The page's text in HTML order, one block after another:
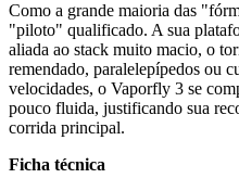
Como a grande maioria das
"piloto" qualificado. A sua
aliada ao stack muito macio, o
remendado, paralelepípedos ou
velocidades, o Vaporfly 3 se
pouco fluida, justificando sua
corrida principal.
Ficha técnica